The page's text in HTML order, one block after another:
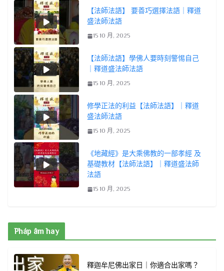
【法師法語】 要善巧選擇法語｜釋道
盛法師法語
15 10 月, 2025
【法師法語】學佛人要時刻警惕自己
｜釋道盛法師法語
15 10 月, 2025
修學正法的利益【法師法語】｜釋道
盛法師法語
15 10 月, 2025
《地藏經》是大乘佛教的一部孝經 及
基礎教材【法師法語】｜釋道盛法師
法語
15 10 月, 2025
Pháp âm hay
釋迦牟尼佛出家日｜你適合出家嗎？